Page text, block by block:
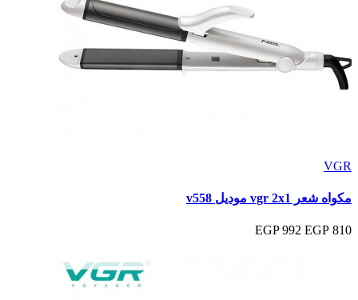
VGR
مكواه شعر vgr 2x1 موديل v558
810 EGP
992 EGP